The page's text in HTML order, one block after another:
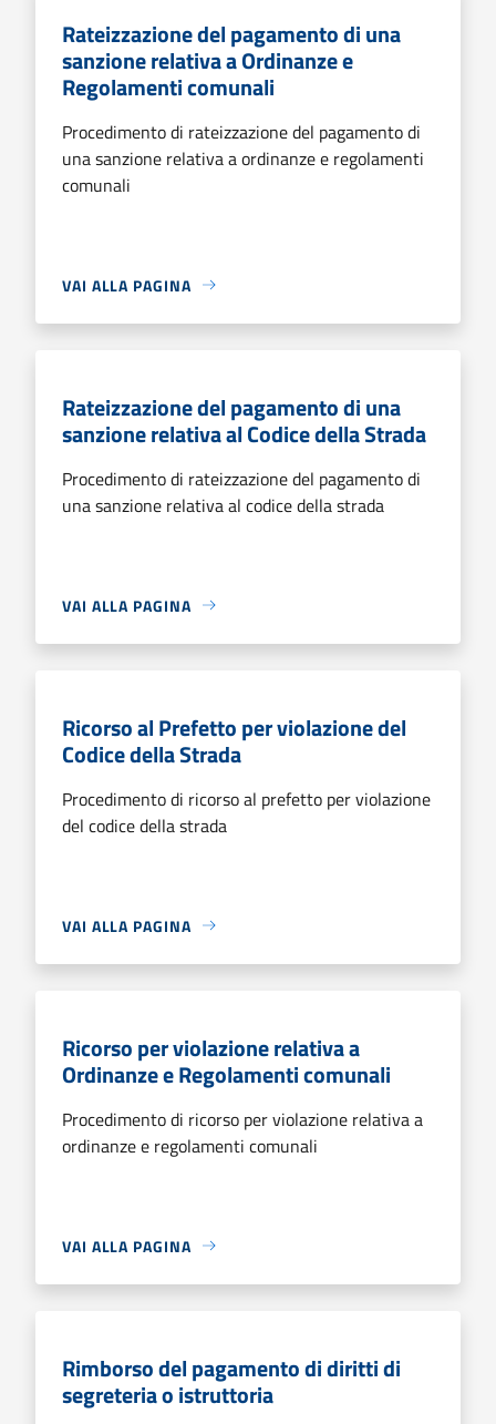
Rateizzazione del pagamento di una
sanzione relativa a Ordinanze e
Regolamenti comunali
Procedimento di rateizzazione del pagamento di
una sanzione relativa a ordinanze e regolamenti
comunali
VAI ALLA PAGINA
Rateizzazione del pagamento di una
sanzione relativa al Codice della Strada
Procedimento di rateizzazione del pagamento di
una sanzione relativa al codice della strada
VAI ALLA PAGINA
Ricorso al Prefetto per violazione del
Codice della Strada
Procedimento di ricorso al prefetto per violazione
del codice della strada
VAI ALLA PAGINA
Ricorso per violazione relativa a
Ordinanze e Regolamenti comunali
Procedimento di ricorso per violazione relativa a
ordinanze e regolamenti comunali
VAI ALLA PAGINA
Rimborso del pagamento di diritti di
segreteria o istruttoria